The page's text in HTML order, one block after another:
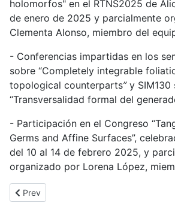
holomorfos" en el RTNS2025 de
de enero de 2025 y parcialmente
Clementa Alonso, miembro del
- Conferencias impartidas en los
sobre “Completely integrable
topological counterparts”y SIM130
“Transversalidad formal del
- Participación en el Congreso
Germs and Affine Surfaces”,
del 10 al 14 de febrero 2025, y
organizado por Lorena López,
Previous article: Rudy Rosas
Prev